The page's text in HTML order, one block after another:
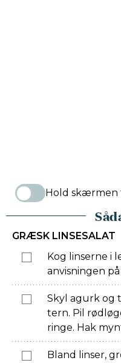
Hold
GRÆSK LINSESALAT
Kog linserne i
anvisningen på
Skyl agurk og
tern. Pil
ringe. Hak
Bland linser,